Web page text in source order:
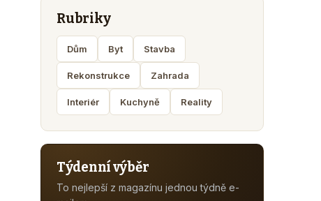
Rubriky
Dům Byt Stavba
Rekonstrukce Zahrada
Interiér Kuchyně Reality
Týdenní výběr
To nejlepší z magazínu jednou týdně e-